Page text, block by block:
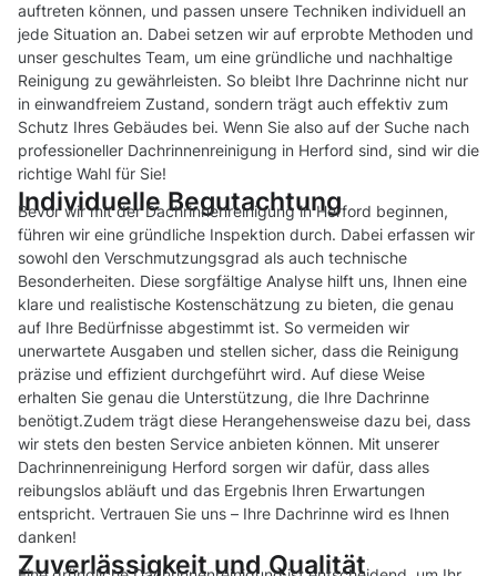
auftreten können, und passen unsere Techniken individuell an
jede Situation an. Dabei setzen wir auf erprobte Methoden und
unser geschultes Team, um eine gründliche und nachhaltige
Reinigung zu gewährleisten. So bleibt Ihre Dachrinne nicht nur
in einwandfreiem Zustand, sondern trägt auch effektiv zum
Schutz Ihres Gebäudes bei. Wenn Sie also auf der Suche nach
professioneller Dachrinnenreinigung in Herford sind, sind wir die
richtige Wahl für Sie!
Individuelle Begutachtung
Bevor wir mit der Dachrinnenreinigung in Herford beginnen,
führen wir eine gründliche Inspektion durch. Dabei erfassen wir
sowohl den Verschmutzungsgrad als auch technische
Besonderheiten. Diese sorgfältige Analyse hilft uns, Ihnen eine
klare und realistische Kostenschätzung zu bieten, die genau
auf Ihre Bedürfnisse abgestimmt ist. So vermeiden wir
unerwartete Ausgaben und stellen sicher, dass die Reinigung
präzise und effizient durchgeführt wird. Auf diese Weise
erhalten Sie genau die Unterstützung, die Ihre Dachrinne
benötigt.Zudem trägt diese Herangehensweise dazu bei, dass
wir stets den besten Service anbieten können. Mit unserer
Dachrinnenreinigung Herford sorgen wir dafür, dass alles
reibungslos abläuft und das Ergebnis Ihren Erwartungen
entspricht. Vertrauen Sie uns – Ihre Dachrinne wird es Ihnen
danken!
Zuverlässigkeit und Qualität